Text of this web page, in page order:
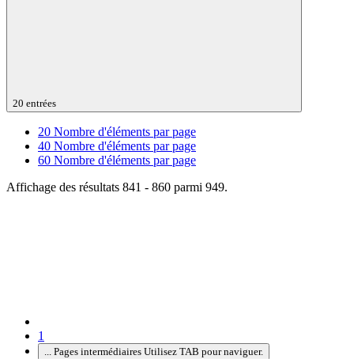
20 entrées
20 Nombre d'éléments par page
40 Nombre d'éléments par page
60 Nombre d'éléments par page
Affichage des résultats 841 - 860 parmi 949.
1
Pages intermédiaires Utilisez TAB pour naviguer.